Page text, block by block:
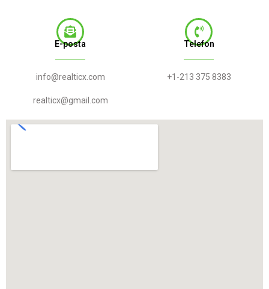
E-posta
info@realticx.com
realticx@gmail.com
Telefon
+1-213 375 8383